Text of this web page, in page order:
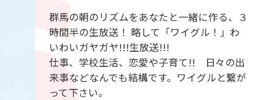
群馬の朝のリズムをあなたと一緒に作る、３
時間半の生放送！ 略して「ワイグル！」わ
いわいガヤガヤ!!!生放送!!!
仕事、学校生活、恋愛や子育て!! 日々の出
来事などなんでも結構です。ワイグルと繋が
って下さい。